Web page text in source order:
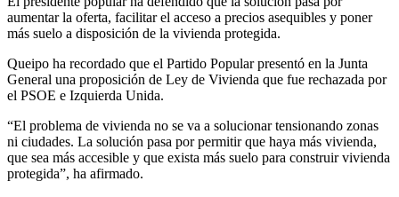
aumentar la oferta, facilitar el acceso a precios asequibles y poner
más suelo a disposición de la vivienda protegida.
Queipo ha recordado que el Partido Popular presentó en la Junta
General una proposición de Ley de Vivienda que fue rechazada por
el PSOE e Izquierda Unida.
“El problema de vivienda no se va a solucionar tensionando zonas
ni ciudades. La solución pasa por permitir que haya más vivienda,
que sea más accesible y que exista más suelo para construir vivienda
protegida”, ha afirmado.